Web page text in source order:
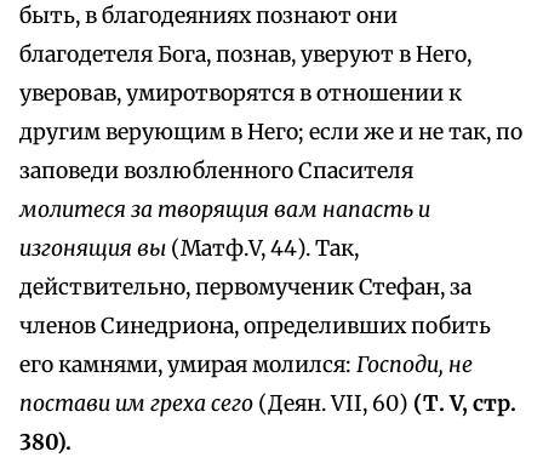
быть, в благодеяниях познают они
благодетеля Бога, познав, уверуют в Него,
уверовав, умиротворятся в отношении к
другим верующим в Него; если же и не так, по
заповеди возлюбленного Спасителя
молитеся за творящия вам напасть и
изгонящия вы (Матф.V, 44). Так,
действительно, первомученик Стефан, за
членов Синедриона, определивших побить
его камнями, умирая молился: Господи, не
постави им греха сего (Деян. VII, 60) (Т. V, стр.
380).